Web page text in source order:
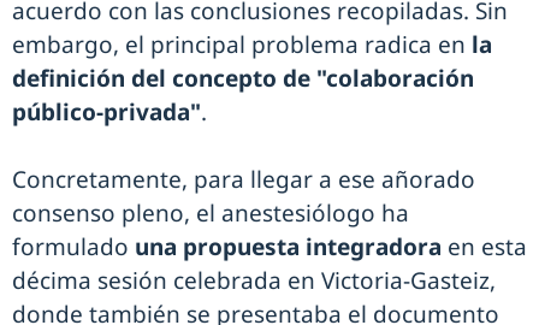
acuerdo con las conclusiones recopiladas. Sin
embargo, el principal problema radica en la
definición del concepto de "colaboración
público-privada".
Concretamente, para llegar a ese añorado
consenso pleno, el anestesiólogo ha
formulado una propuesta integradora en esta
décima sesión celebrada en Victoria-Gasteiz,
donde también se presentaba el documento